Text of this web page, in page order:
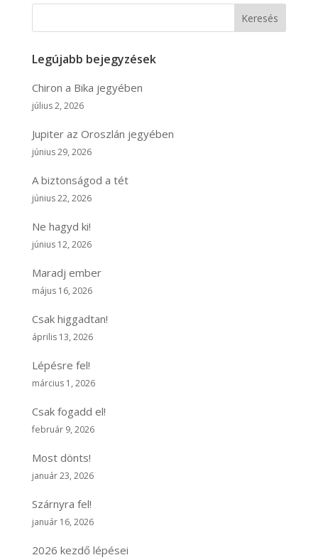
Keresés
Legújabb bejegyzések
Chiron a Bika jegyében
július 2, 2026
Jupiter az Oroszlán jegyében
június 29, 2026
A biztonságod a tét
június 22, 2026
Ne hagyd ki!
június 12, 2026
Maradj ember
május 16, 2026
Csak higgadtan!
április 13, 2026
Lépésre fel!
március 1, 2026
Csak fogadd el!
február 9, 2026
Most dönts!
január 23, 2026
Szárnyra fel!
január 16, 2026
2026 kezdő lépései